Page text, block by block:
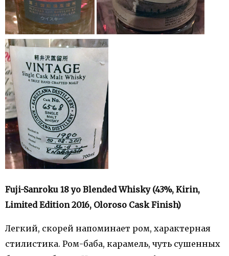
Fuji-Sanroku 18 yo Blended Whisky (43%, Kirin,
Limited Edition 2016, Oloroso Cask Finish)
Легкий, скорей напоминает ром, характерная
стилистика. Ром-баба, карамель, чуть сушенных